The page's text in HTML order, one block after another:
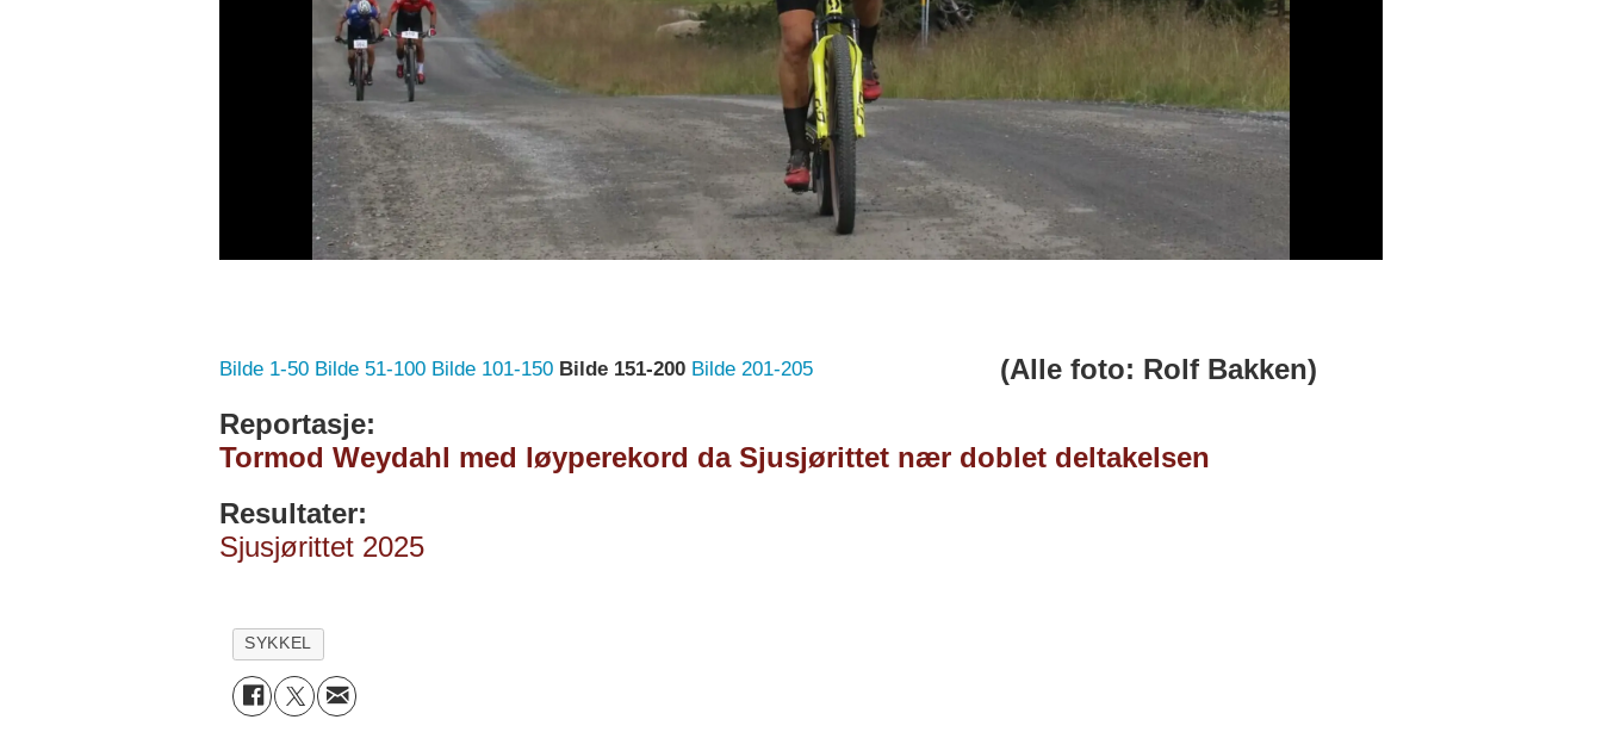
Bilde 1-50 Bilde 51-100 Bilde 101-150 Bilde 151-200 Bilde 201-205
(Alle foto: Rolf Bakken)
Reportasje:
Tormod Weydahl med løyperekord da Sjusjørittet nær doblet deltakelsen
Resultater:
Sjusjørittet 2025
SYKKEL